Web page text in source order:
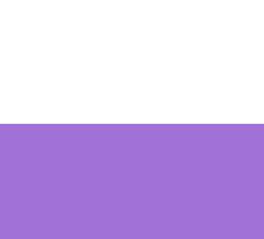
квадрат поколений